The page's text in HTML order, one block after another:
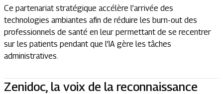
Ce partenariat stratégique accélère l’arrivée des
technologies ambiantes afin de réduire les burn-out des
professionnels de santé en leur permettant de se recentrer
sur les patients pendant que l’IA gère les tâches
administratives.
Zenidoc, la voix de la reconnaissance